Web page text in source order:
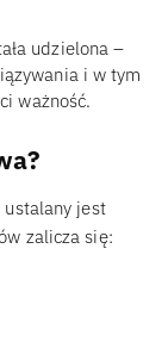
udzielona –
i w tym
ważność.
ustalany jest
zalicza się: